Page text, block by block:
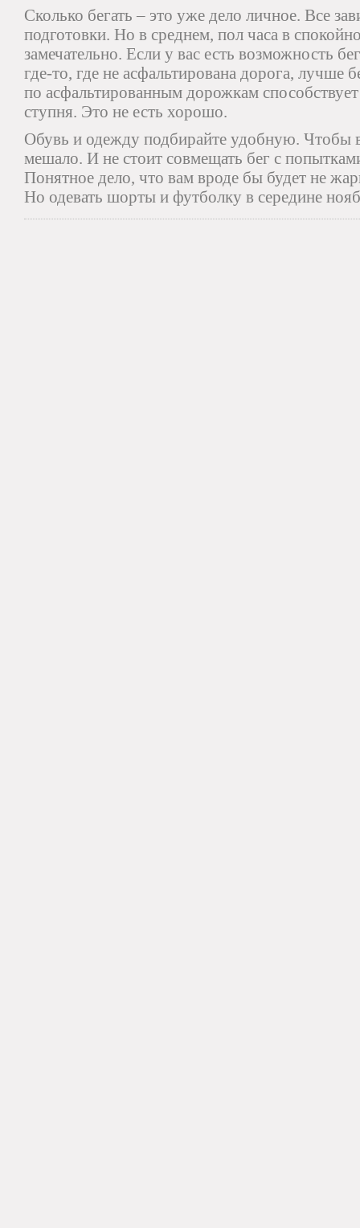
Сколько бегать – это уже дело личное. Все
подготовки. Но в среднем, пол часа в
замечательно. Если у вас есть возможность
где-то, где не асфальтирована дорога, лучше
по асфальтированным дорожкам способствует
ступня. Это не есть хорошо.
Обувь и одежду подбирайте удобную. Чтобы
мешало. И не стоит совмещать бег с
Понятное дело, что вам вроде бы будет не
Но одевать шорты и футболку в середине